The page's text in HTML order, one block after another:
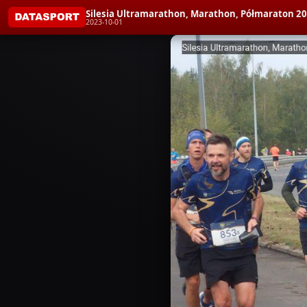
Silesia Ultramarathon, Marathon, Półmaraton
2023-10-01